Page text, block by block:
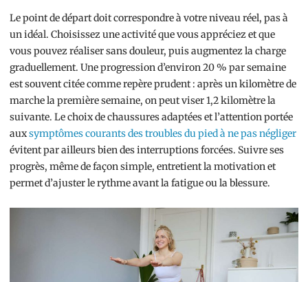
Le point de départ doit correspondre à votre niveau réel, pas à
un idéal. Choisissez une activité que vous appréciez et que
vous pouvez réaliser sans douleur, puis augmentez la charge
graduellement. Une progression d’environ 20 % par semaine
est souvent citée comme repère prudent : après un kilomètre de
marche la première semaine, on peut viser 1,2 kilomètre la
suivante. Le choix de chaussures adaptées et l’attention portée
auxsymptômes courants des troubles du pied à ne pas négliger
évitent par ailleurs bien des interruptions forcées. Suivre ses
progrès, même de façon simple, entretient la motivation et
permet d’ajuster le rythme avant la fatigue ou la blessure.